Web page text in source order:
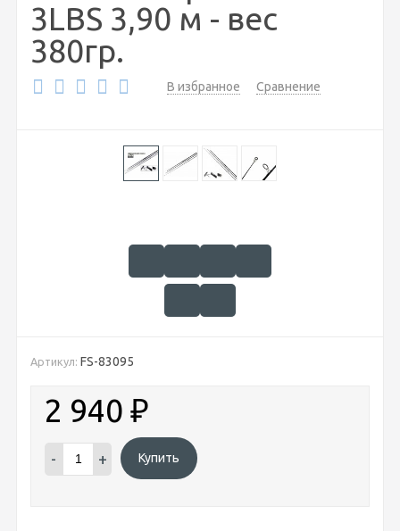
3LBS 3,90 м - вес
380гр.
В избранное Сравнение
Артикул: FS-83095
2 940 ₽
- + Купить